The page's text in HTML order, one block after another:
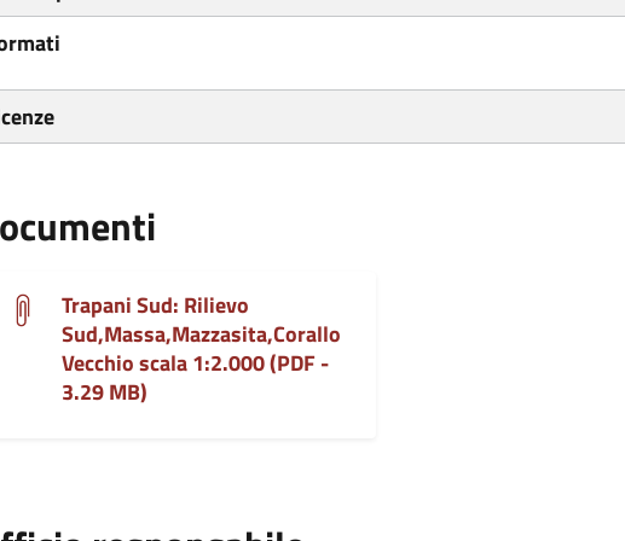
Trapani Sud: Rilievo
Sud,Massa,Mazzasita,Corallo
Vecchio scala 1:2.000 (PDF -
3.29 MB)